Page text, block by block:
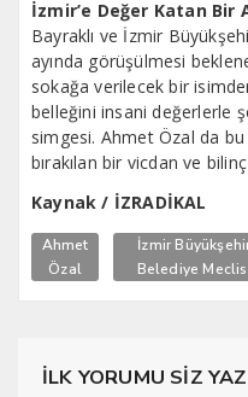
İzmir’e Değer Katan Bir
Bayraklı ve İzmir
ayında görüşülmesi
sokağa verilecek bir
belleğini insani değerlerle
simgesi. Ahmet Özal da bu
bırakılan bir vicdan ve
Kaynak / İZRADİKAL
Ahmet
Özal
İzmir
Belediye
İLK YORUMU SİZ